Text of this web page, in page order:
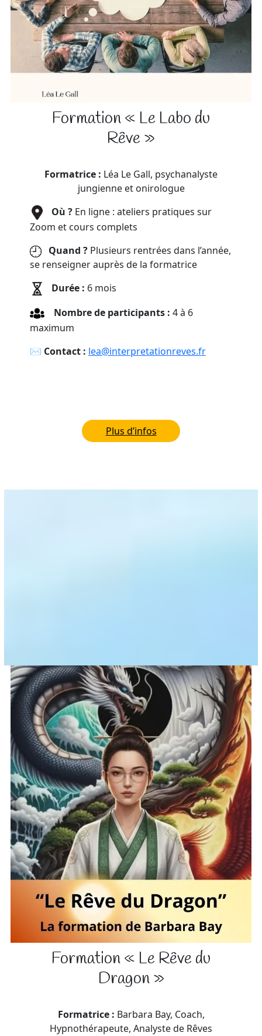
Formation « Le Labo du
Rêve »
Formatrice : Léa Le Gall, psychanalyste
jungienne et onirologue
Où ?En ligne : ateliers pratiques sur
Zoom et cours complets
Quand ?Plusieurs rentrées dans l’année,
se renseigner auprès de la formatrice
Durée : 6 mois
Nombre de participants : 4 à 6
maximum
✉︎ Contact : lea@interpretationreves.fr
Plus d’infos
Formation « Le Rêve du
Dragon »
Formatrice : Barbara Bay, Coach,
Hypnothérapeute, Analyste de Rêves